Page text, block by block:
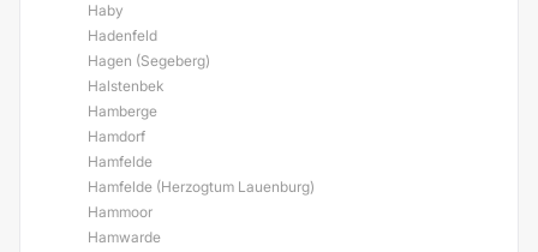
Haby
Hadenfeld
Hagen (Segeberg)
Halstenbek
Hamberge
Hamdorf
Hamfelde
Hamfelde (Herzogtum Lauenburg)
Hammoor
Hamwarde